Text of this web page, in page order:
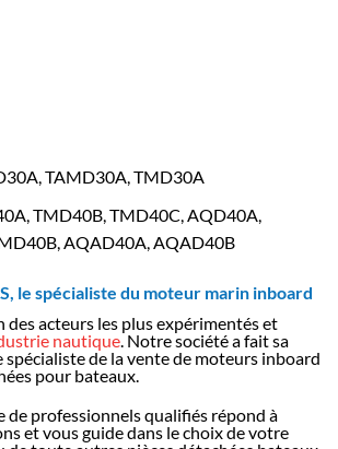
TAMD30A, TMD30A
TMD40B, TMD40C, AQD40A,
AQAD40A, AQAD40B
le spécialiste du moteur marin inboard
des acteurs les plus expérimentés et
nautique. Notre société a fait sa
de la vente de moteurs inboard
pour bateaux.
de professionnels qualifiés répond à
et vous guide dans le choix de votre